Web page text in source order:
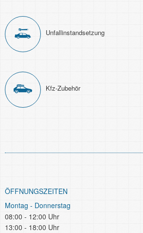
Unfall­instand­setzung
Kfz-Zubehör
ÖFFNUNGSZEITEN
Montag - Donnerstag
08:00 - 12:00 Uhr
13:00 - 18:00 Uhr